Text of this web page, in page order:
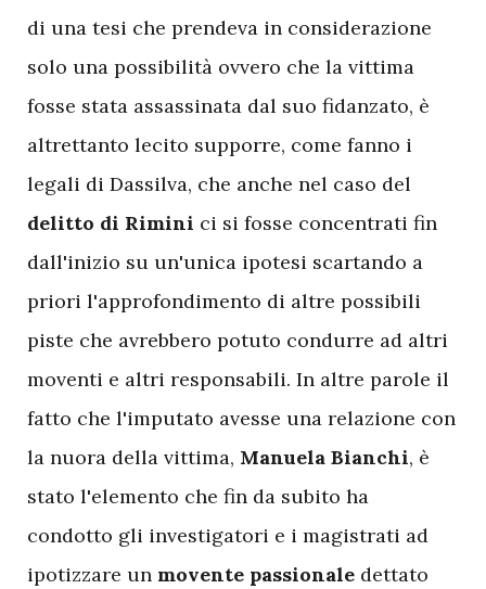
di una tesi che prendeva in considerazione
solo una possibilità ovvero che la vittima
fosse stata assassinata dal suo fidanzato, è
altrettanto lecito supporre, come fanno i
legali di Dassilva, che anche nel caso del
delitto di Rimini ci si fosse concentrati fin
dall'inizio su un'unica ipotesi scartando a
priori l'approfondimento di altre possibili
piste che avrebbero potuto condurre ad altri
moventi e altri responsabili. In altre parole il
fatto che l'imputato avesse una relazione con
la nuora della vittima, Manuela Bianchi, è
stato l'elemento che fin da subito ha
condotto gli investigatori e i magistrati ad
ipotizzare un movente passionale dettato